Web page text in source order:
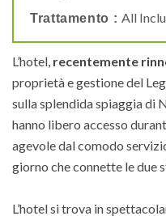
Trattamento : All
L’hotel, recentemente
proprietà e gestione del
sulla splendida spiaggia di
hanno libero accesso
agevole dal comodo
giorno che connette le due
L’hotel si trova in